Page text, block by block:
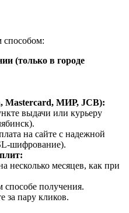
способом:
(только в городе
Mastercard, МИР, JCB):
выдачи или курьеру
на сайте с надежной
шифрование).
несколько месяцев, как при
получения.
за пару кликов.